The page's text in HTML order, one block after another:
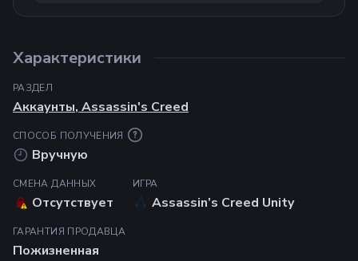
Характеристики
РАЗДЕЛ
Аккаунты, Assassin's Creed
СПОСОБ ПОЛУЧЕНИЯ
Вручную
СМЕНА ДАННЫХ
Отсутствует
ИГРА
Assassin’s Creed Unity
ГАРАНТИЯ ПРОДАВЦА
Пожизненная